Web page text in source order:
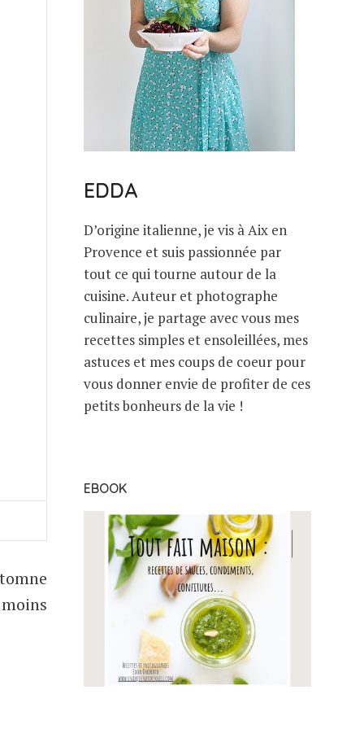
EDDA
D’origine italienne, je vis à Aix en
Provence et suis passionnée par
tout ce qui tourne autour de la
cuisine. Auteur et photographe
culinaire, je partage avec vous mes
recettes simples et ensoleillées, mes
astuces et mes coups de coeur pour
vous donner envie de profiter de ces
petits bonheurs de la vie !
EBOOK